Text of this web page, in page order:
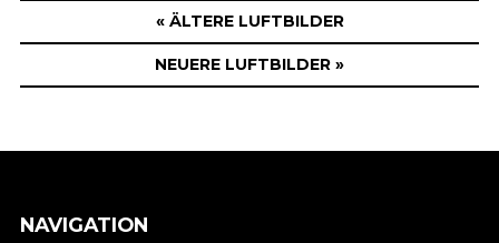
« ÄLTERE LUFTBILDER
NEUERE LUFTBILDER »
NAVIGATION